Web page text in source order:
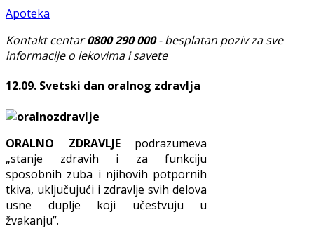
Apoteka
Kontakt centar0800 290 000- besplatan poziv za sve
informacije o lekovima i savete
12.09. Svetski dan oralnog zdravlja
ORALNO ZDRAVLJEpodrazumeva
„stanje zdravih i za funkciju
sposobnih zuba i njihovih potpornih
tkiva, uključujući i zdravlje svih delova
usne duplje koji učestvuju u
žvakanju”.